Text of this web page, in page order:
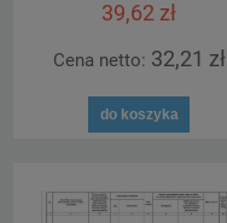
39,62 zł
Cena netto: 32,21 zł
do koszyka